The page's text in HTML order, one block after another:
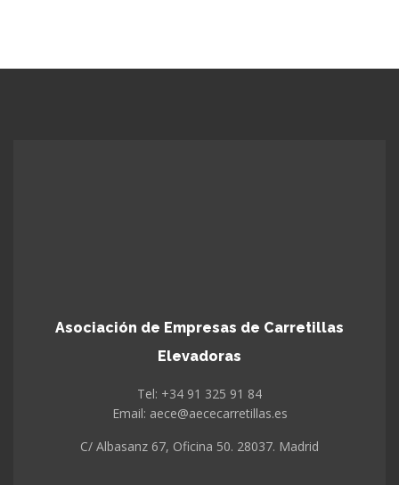
Asociación de Empresas de Carretillas
Elevadoras
Tel: +34 91 325 91 84
Email: aece@aececarretillas.es
C/ Albasanz 67, Oficina 50. 28037. Madrid